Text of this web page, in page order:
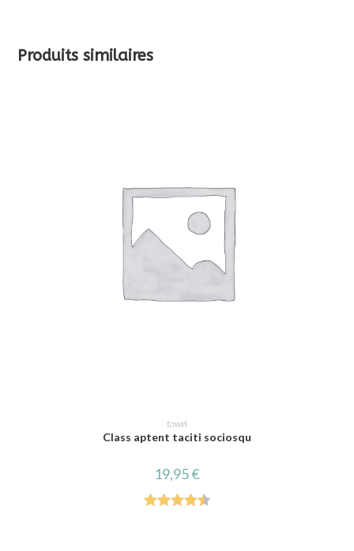
Produits similaires
AJOUTER AU PANIER
towel
Class aptent taciti sociosqu
19,95€